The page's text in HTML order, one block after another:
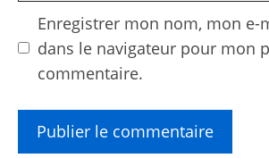
Enregistrer mon nom, mon e-
dans le navigateur pour mon
commentaire.